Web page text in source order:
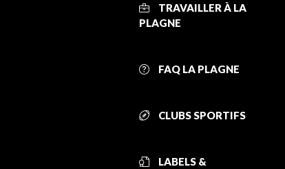
TRAVAILLER À LA
PLAGNE
FAQ LA PLAGNE
CLUBS SPORTIFS
LABELS &